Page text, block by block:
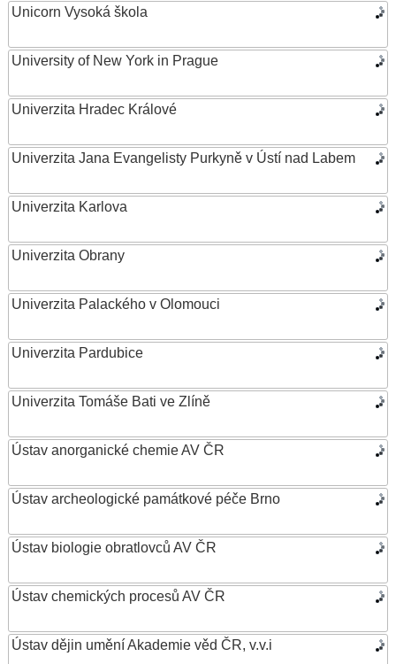
Unicorn Vysoká škola
University of New York in Prague
Univerzita Hradec Králové
Univerzita Jana Evangelisty Purkyně v Ústí nad Labem
Univerzita Karlova
Univerzita Obrany
Univerzita Palackého v Olomouci
Univerzita Pardubice
Univerzita Tomáše Bati ve Zlíně
Ústav anorganické chemie AV ČR
Ústav archeologické památkové péče Brno
Ústav biologie obratlovců AV ČR
Ústav chemických procesů AV ČR
Ústav dějin umění Akademie věd ČR, v.v.i